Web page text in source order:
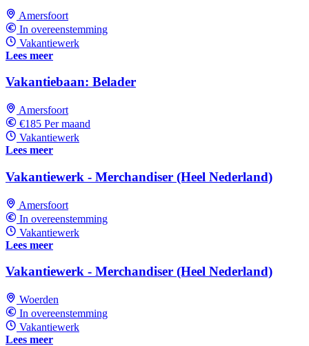
Amersfoort
In overeenstemming
Vakantiewerk
Lees meer
Vakantiebaan: Belader
Amersfoort
€185 Per maand
Vakantiewerk
Lees meer
Vakantiewerk - Merchandiser (Heel Nederland)
Amersfoort
In overeenstemming
Vakantiewerk
Lees meer
Vakantiewerk - Merchandiser (Heel Nederland)
Woerden
In overeenstemming
Vakantiewerk
Lees meer